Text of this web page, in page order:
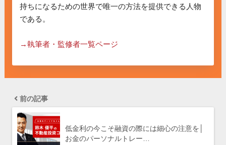
持ちになるための世界で唯一の方法を提供できる人物
である。
→執筆者・監修者一覧ページ
前の記事
低金利の今こそ融資の際には細心の注意を│
お金のパーソナルトレー…